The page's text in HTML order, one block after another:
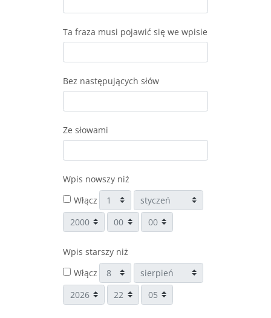
Ta fraza musi pojawić się we wpisie
Bez następujących słów
Ze słowami
Wpis nowszy niż
Włącz
Dzień
Miesiąc
Rok
Godzina Minuta
Wpis starszy niż
Włącz
Dzień
Miesiąc
Rok
Godzina Minuta